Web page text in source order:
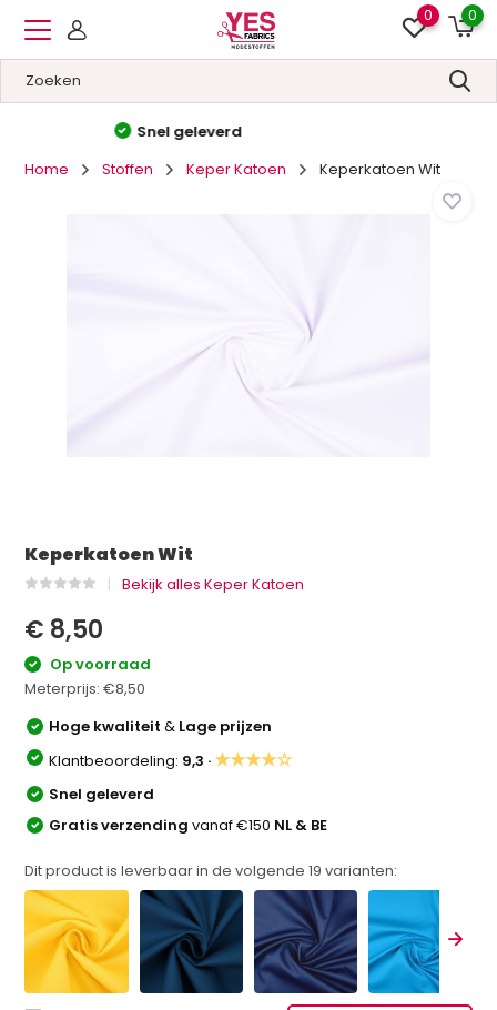
0 0
Hoge kwaliteit
Home
Stoffen Keper Katoen Keperkatoen Wit
Keperkatoen Wit
Bekijk alles Keper Katoen
€ 8,50
Op voorraad
Meterprijs:€8,50
Hoge kwaliteit& Lage prijzen
Klantbeoordeling: 9,3 ·★★★★☆
Snel geleverd
Gratis verzendingvanaf €150 NL & BE
Dit product is leverbaar in de volgende19 varianten: